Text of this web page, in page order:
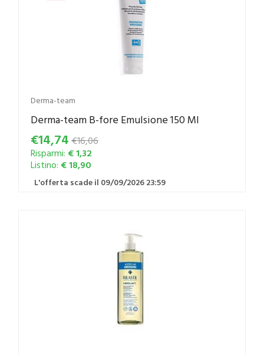
Derma-team
Derma-team B-fore Emulsione 150 Ml
€14,74 €16,06
Risparmi: € 1,32
Listino: € 18,90
L'offerta scade il 09/09/2026 23:59